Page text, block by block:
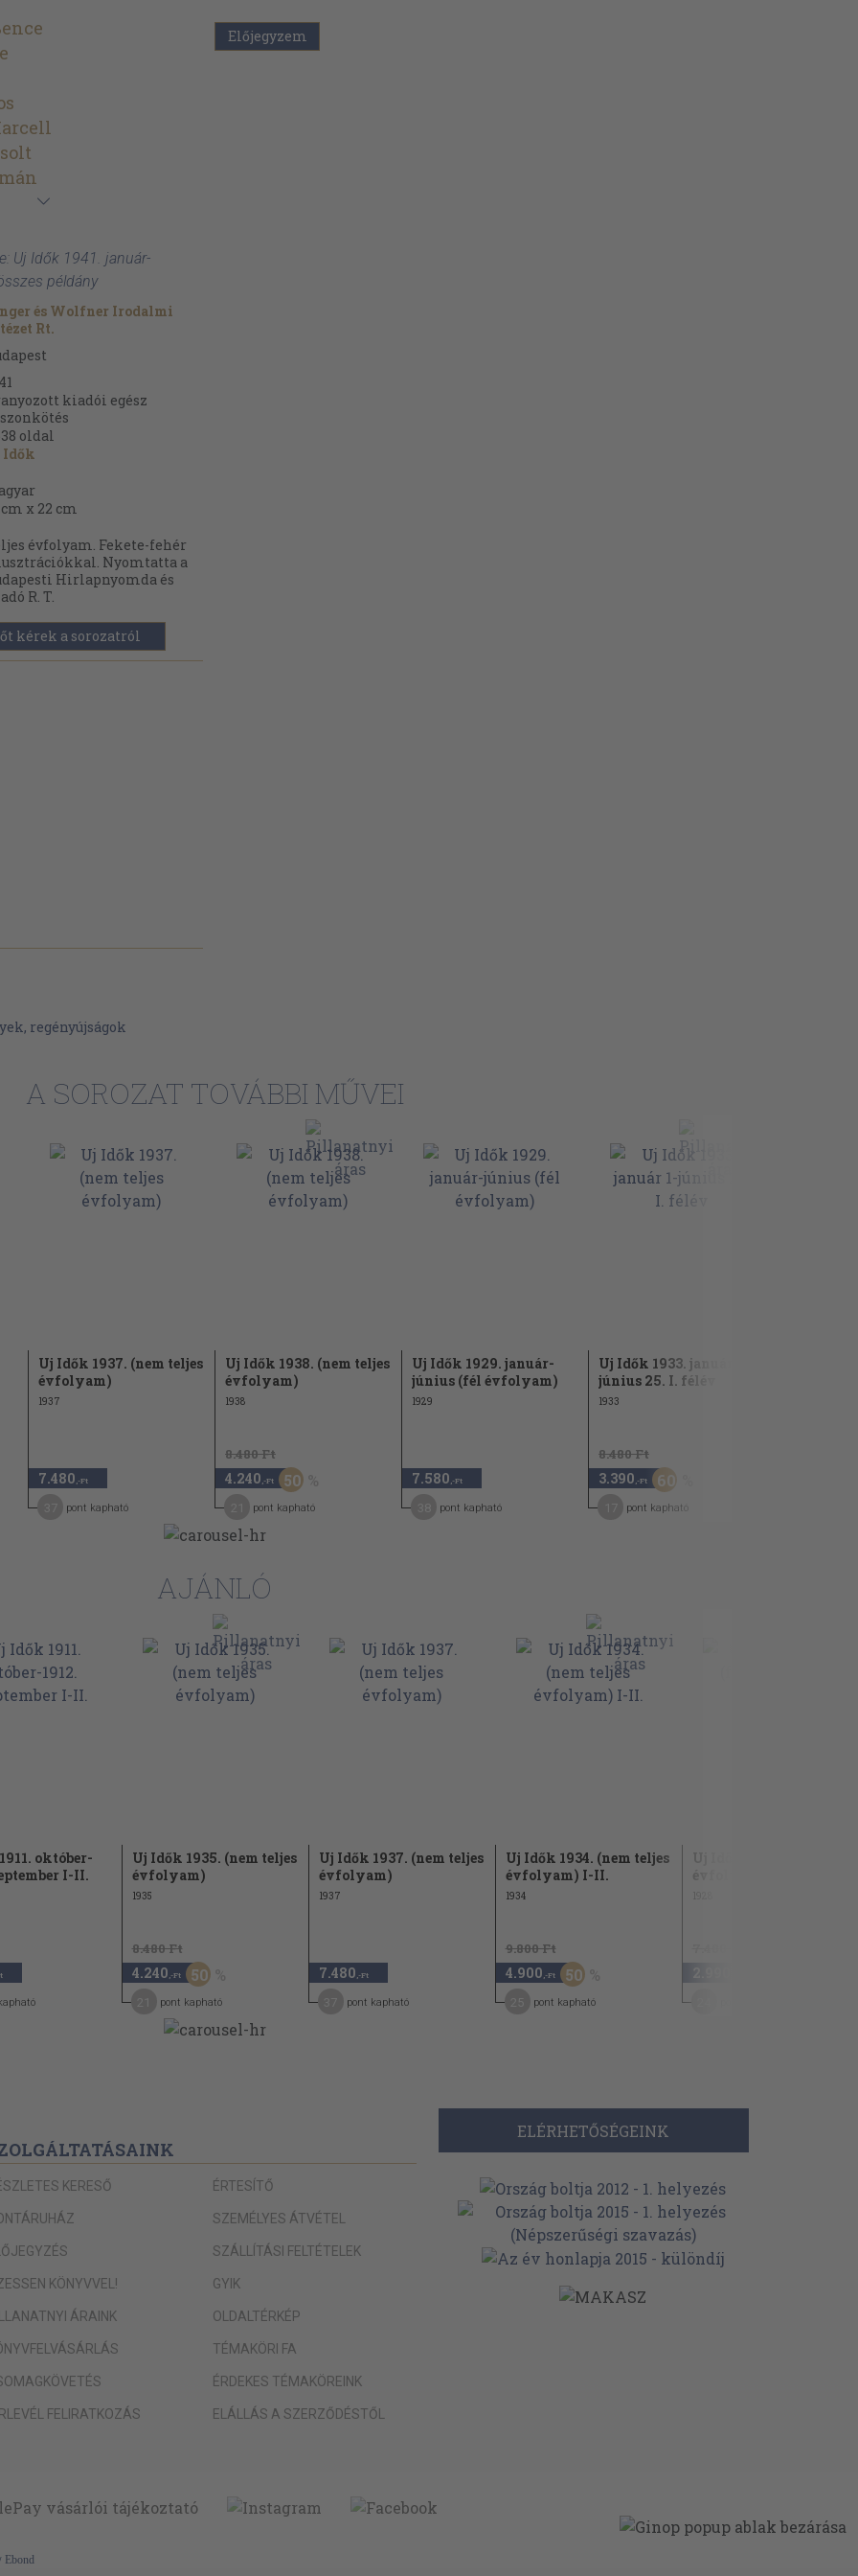
Uj Idők 1941. január-
példány
és Wolfner Irodalmi
Rt.
kiadói egész
oldal
Idők
cm x 22 cm
évfolyam. Fekete-fehér
Nyomtatta a
Hirlapnyomda és
R. T.
kérek a sorozatról
utána 768
Ferenc 171
regényújságok
Előjegyzem
A SOROZAT TOVÁBBI MŰVEI
Uj Idők 1937. (nem teljes
évfolyam)
1937
7.480 ,-Ft
pont kapható
Uj Idők 1938. (nem teljes
évfolyam)
1938
8.480 Ft
4.240 ,-Ft 50
pont kapható
Uj Idők 1929. január-
június (fél évfolyam)
1929
7.580 ,-Ft
pont kapható
Uj Idők 1933. január 1-
június 25. I. félév
1933
8.480 Ft
3.390 ,-Ft 60
pont kapható
AJÁNLÓ
október-
I-II.
Uj Idők 1935. (nem teljes
évfolyam)
1935
8.480 Ft
4.240 ,-Ft 50
pont kapható
Uj Idők 1937. (nem teljes
évfolyam)
1937
7.480 ,-Ft
pont kapható
Uj Idők 1934. (nem teljes
évfolyam) I-II.
1934
9.800 Ft
4.900 ,-Ft 50
pont kapható
Uj Idők 1928. I. (fél
évfolyam)
KERESŐ
KÖNYVVEL!
ÁRAINK
FELIRATKOZÁS
ÉRTESÍTŐ
SZEMÉLYES ÁTVÉTEL
SZÁLLÍTÁSI FELTÉTELEK
GYIK
OLDALTÉRKÉP
TÉMAKÖRI FA
ÉRDEKES TÉMAKÖREINK
ELÁLLÁS A SZERZŐDÉSTŐL
ELÉRHETŐSÉGEINK
Ebond